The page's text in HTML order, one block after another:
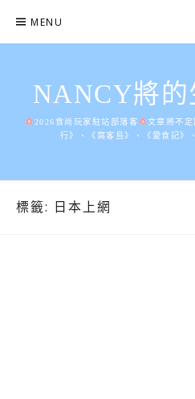
content
MENU
NANCY將的
2026食尚玩家駐站部落客
文章將不
行》、《窩客島》、《愛食記》
標籤: 日本上網